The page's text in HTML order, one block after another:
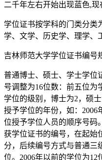
二千年左右开始出现蓝色,
学位证书按学科的门类分类
学、文学、历史学、理学、
吉林师范大学学位证书编号
普通博士、硕士、学士学位
号调整为16位数：前五位为
学位的级别，博士为2，硕
授予学位的年份，如：2006
位授予学位人员的顺序号码
获学位证书的编号，在起始
分，后续编号方式与普通三
位。2006年以前的学位为